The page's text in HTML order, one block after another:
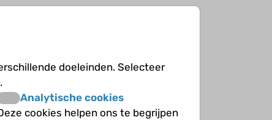
doeleinden. Selecteer
Analytische cookies
cookies helpen ons te begrijpen